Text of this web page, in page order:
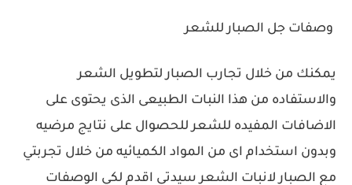
وصفات جل الصبار للشعر
يمكنك من خلال تجارب الصبار لتطويل الشعر
والاستفاده من هذا النبات الطبيعى الذى يحتوى على
الاضافات المفيده للشعر للحصوال على نتايج مرضيه
وبدون استخدام اى من المواد الكميائيه من خلال تجربتي
مع الصبار لانبات الشعر سيدتى اقدم لكي الوصفات